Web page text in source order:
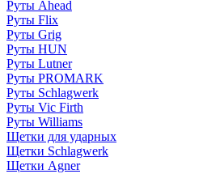
Руты Ahead
Руты Flix
Руты Grig
Руты HUN
Руты Lutner
Руты PROMARK
Руты Schlagwerk
Руты Vic Firth
Руты Williams
Щетки для ударных
Щетки Schlagwerk
Щетки Agner